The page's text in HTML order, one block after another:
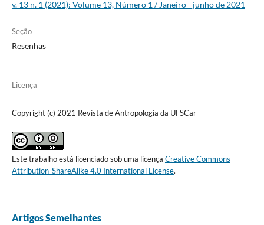
v. 13 n. 1 (2021): Volume 13, Número 1 / Janeiro - junho de 2021
Seção
Resenhas
Licença
Copyright (c) 2021 Revista de Antropologia da UFSCar
Este trabalho está licenciado sob uma licença Creative Commons
Attribution-ShareAlike 4.0 International License.
Artigos Semelhantes